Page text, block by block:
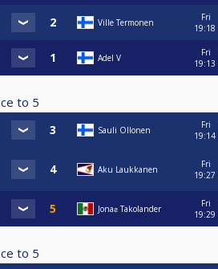
Ville Termonen
Fri
19:18
Adel V
Fri
19:13
to 5
Sauli Ollonen
Fri
19:14
Aku Laukkanen
Fri
19:27
Jonaƨ Takolander
Fri
19:29
to 5